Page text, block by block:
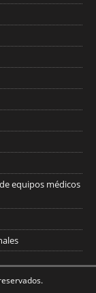
equipos médicos